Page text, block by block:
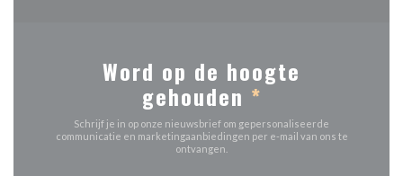
Word op de hoogte
gehouden *
Schrijf je in op onze nieuwsbrief om gepersonaliseerde
communicatie en marketingaanbiedingen per e-mail van ons te
ontvangen.